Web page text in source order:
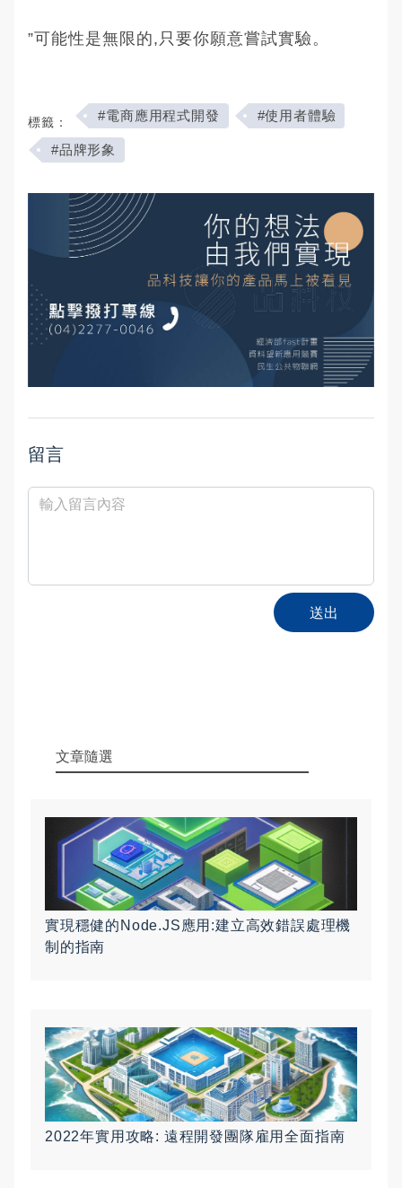
”可能性是無限的,只要你願意嘗試實驗。
標籤： #電商應用程式開發 #使用者體驗
#品牌形象
留言
送出
文章隨選
實現穩健的Node.JS應用:建立高效錯誤處理機
制的指南
2022年實用攻略: 遠程開發團隊雇用全面指南